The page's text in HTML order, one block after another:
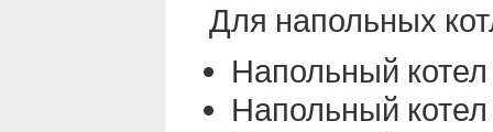
Для напольных
Напольный
Напольный